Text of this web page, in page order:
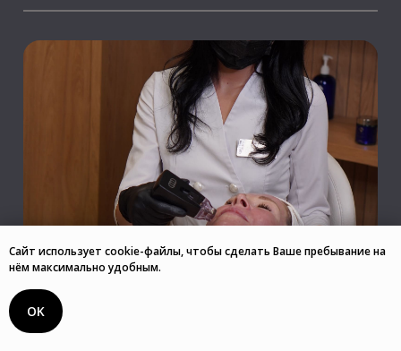
Сайт использует cookie-файлы, чтобы сделать Ваше пребывание на
нём максимально удобным.
OK